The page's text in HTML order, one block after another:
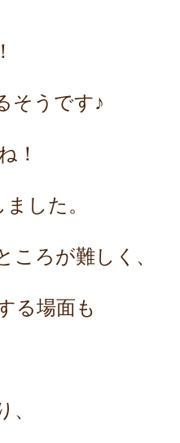
そうです♪
！
した。
ろが難しく、
る場面も